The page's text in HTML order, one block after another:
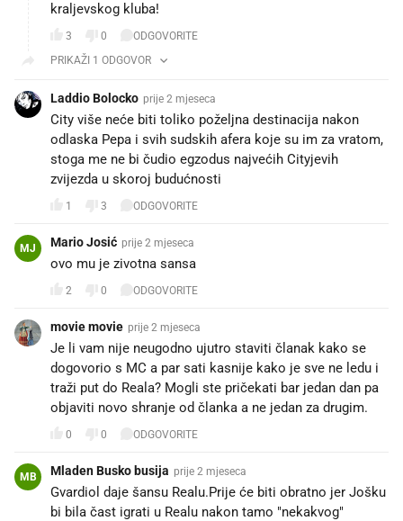
kraljevskog kluba!
3 0
ODGOVORITE
PRIKAŽI 1 ODGOVOR
Laddio Bolocko prije 2 mjeseca
City više neće biti toliko poželjna destinacija nakon
odlaska Pepa i svih sudskih afera koje su im za vratom,
stoga me ne bi čudio egzodus najvećih Cityjevih
zvijezda u skoroj budućnosti
1 3 ODGOVORITE
MJ Mario Josić prije 2 mjeseca
ovo mu je zivotna sansa
2 0 ODGOVORITE
movie movie prije 2 mjeseca
Je li vam nije neugodno ujutro staviti članak kako se
dogovorio s MC a par sati kasnije kako je sve ne ledu i
traži put do Reala? Mogli ste pričekati bar jedan dan pa
objaviti novo shranje od članka a ne jedan za drugim.
0 0 ODGOVORITE
MB Mladen Busko busija prije 2 mjeseca
Gvardiol daje šansu Realu.Prije će biti obratno jer Jošku
bi bila čast igrati u Realu nakon tamo "nekakvog"